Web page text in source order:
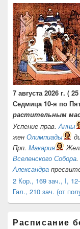
7 августа 2026 г. (
Седмица 10-я по
растительным
Успение прав.Анны
жен Олимпиады
Прп. Макария
Вселенского Собора
Александра
2 Кор., 169 зач., I,
Гал., 210 зач. (от
Расписание